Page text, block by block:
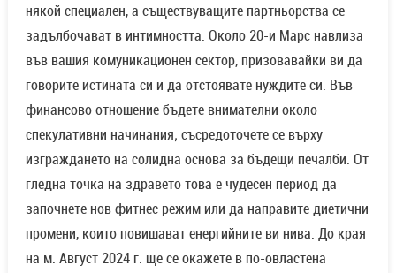
някой специален, а съществуващите партньорства се
задълбочават в интимността. Около 20-и Марс навлиза
във вашия комуникационен сектор, призовавайки ви да
говорите истината си и да отстоявате нуждите си. Във
финансово отношение бъдете внимателни около
спекулативни начинания; съсредоточете се върху
изграждането на солидна основа за бъдещи печалби. От
гледна точка на здравето това е чудесен период да
започнете нов фитнес режим или да направите диетични
промени, които повишават енергийните ви нива. До края
на м. Август 2024 г. ще се окажете в по-овластена